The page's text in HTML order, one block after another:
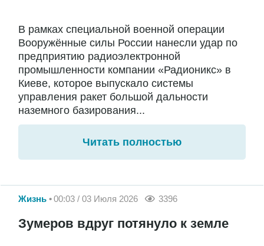
В рамках специальной военной операции
Вооружённые силы России нанесли удар по
предприятию радиоэлектронной
промышленности компании «Радионикс» в
Киеве, которое выпускало системы
управления ракет большой дальности
наземного базирования...
Читать полностью
Жизнь 00:03 / 03 Июля 2026 3396
Зумеров вдруг потянуло к земле